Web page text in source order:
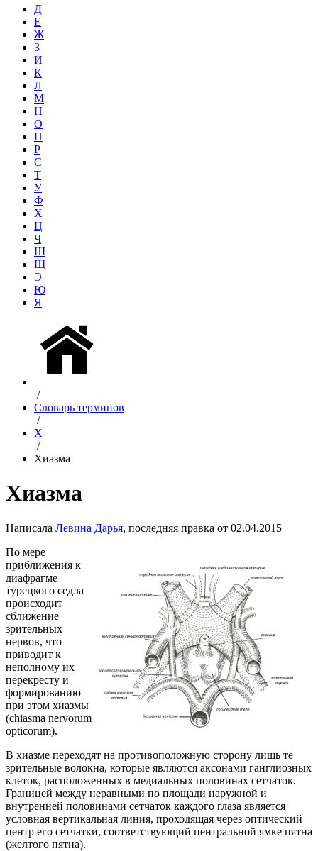
Д
Е
Ж
З
И
К
Л
М
Н
О
П
Р
С
Т
У
Ф
Х
Ц
Ч
Ш
Щ
Э
Ю
Я
/
Словарь терминов
/
Х
/
Хиазма
Хиазма
Написала Левина Дарья, последняя правка от 02.04.2015
По мере
приближения к
диафрагме
турецкого седла
происходит
сближение
зрительных
нервов, что
приводит к
неполному их
перекресту и
формированию
при этом хиазмы
(chiasma nervorum
opticorum).
В хиазме переходят на противоположную сторону лишь те
зрительные волокна, которые являются аксонами ганглиозных
клеток, расположенных в медиальных половинах сетчаток.
Границей между неравными по площади наружной и
внутренней половинами сетчаток каждого глаза является
условная вертикальная линия, проходящая через оптический
центр его сетчатки, соответствующий центральной ямке пятна
(желтого пятна).